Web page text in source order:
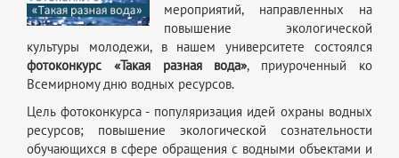
мероприятий, направленных на
повышение экологической
культуры молодежи, в нашем университете состоялся
фотоконкурс «Такая разная вода», приуроченный ко
Всемирному дню водных ресурсов.
Цель фотоконкурса - популяризация идей охраны водных
ресурсов; повышение экологической сознательности
обучающихся в сфере обращения с водными объектами и